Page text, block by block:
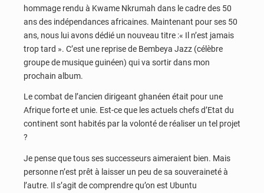
hommage rendu à Kwame Nkrumah dans le cadre des 50
ans des indépendances africaines. Maintenant pour ses 50
ans, nous lui avons dédié un nouveau titre :« Il n’est jamais
trop tard ». C’est une reprise de Bembeya Jazz (célèbre
groupe de musique guinéen) qui va sortir dans mon
prochain album.
Le combat de l’ancien dirigeant ghanéen était pour une
Afrique forte et unie. Est-ce que les actuels chefs d’Etat du
continent sont habités par la volonté de réaliser un tel projet
?
Je pense que tous ses successeurs aimeraient bien. Mais
personne n’est prêt à laisser un peu de sa souveraineté à
l’autre. Il s’agit de comprendre qu’on est Ubuntu